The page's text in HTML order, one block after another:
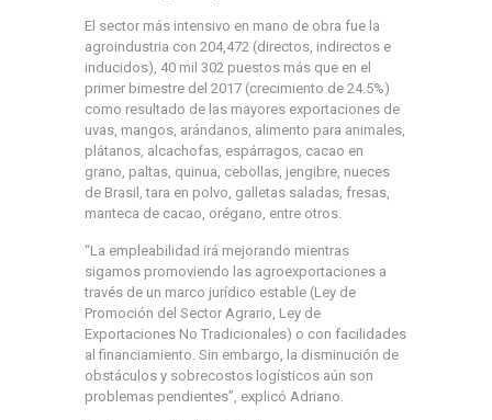
El sector más intensivo en mano de obra fue la
agroindustria con 204,472 (directos, indirectos e
inducidos), 40 mil 302 puestos más que en el
primer bimestre del 2017 (crecimiento de 24.5%)
como resultado de las mayores exportaciones de
uvas, mangos, arándanos, alimento para animales,
plátanos, alcachofas, espárragos, cacao en
grano, paltas, quinua, cebollas, jengibre, nueces
de Brasil, tara en polvo, galletas saladas, fresas,
manteca de cacao, orégano, entre otros.
“La empleabilidad irá mejorando mientras
sigamos promoviendo las agroexportaciones a
través de un marco jurídico estable (Ley de
Promoción del Sector Agrario, Ley de
Exportaciones No Tradicionales) o con facilidades
al financiamiento. Sin embargo, la disminución de
obstáculos y sobrecostos logísticos aún son
problemas pendientes”, explicó Adriano.